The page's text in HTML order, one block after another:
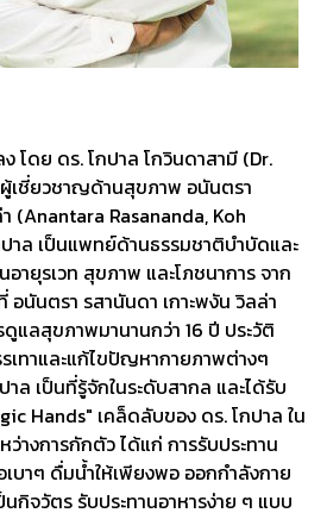
โดย ดร. โกปาล โกวินดาสามี (Dr.
เชี่ยวชาญด้านสุขภาพ อนันตรา
(Anantara Rasananda, Koh
าล เป็นแพทย์ด้านธรรมชาติบำบัดและ
ายุรเวท สุขภาพ และโภชนาการ จาก
อนันตรา รสานันดา เกาะพงัน วิลล่า
ดูแลสุขภาพมานานกว่า 16 ปี ประวัติ
รเทาและแก้ไขปัญหากายภาพต่างๆ
าล เป็นที่รู้จักในระดับสากล และได้รับ
Hands" เคล็ดลับของ ดร. โกปาล ใน
างการกักตัว ได้แก่ การรับประทาน
บาๆ ดื่มน้ำให้เพียงพอ ออกกำลังกาย
นกิจวัตร รับประทานอาหารง่าย ๆ แบบ